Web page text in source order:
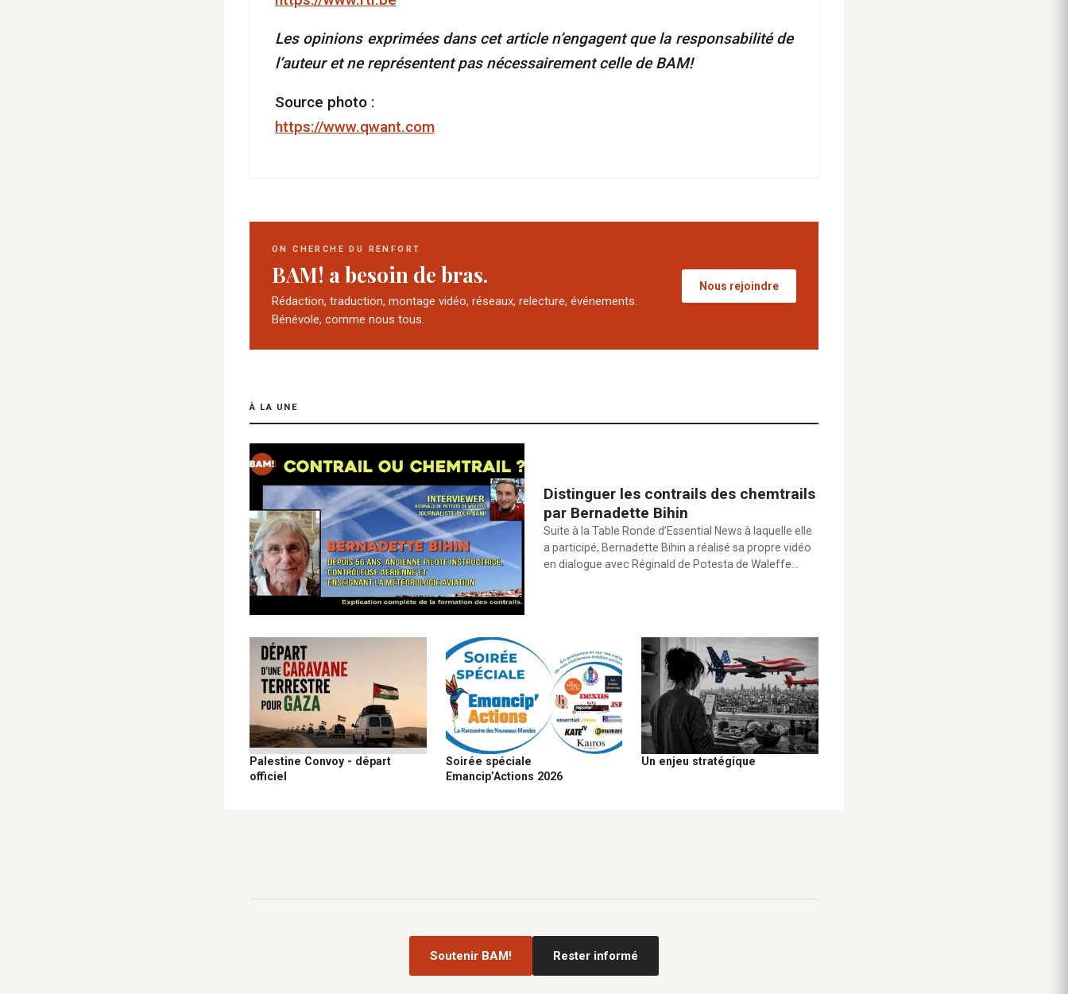
Les opinions exprimées dans cet article n’engagent que la responsabilité de
l’auteur et ne représentent pas nécessairement celle de BAM!
Source photo :
https://www.qwant.com
ON CHERCHE DU RENFORT
BAM! a besoin de bras.
Rédaction, traduction, montage vidéo, réseaux, relecture, événements.
Bénévole, comme nous tous.
Nous rejoindre
À LA UNE
Distinguer les contrails des chemtrails
par Bernadette Bihin
Suite à la Table Ronde d’Essential News à laquelle elle
a participé, Bernadette Bihin a réalisé sa propre vidéo
en dialogue avec Réginald de Potesta de Waleffe…
Palestine Convoy - départ
officiel
Soirée spéciale
Emancip’Actions 2026
Un enjeu stratégique
Soutenir BAM! Rester informé